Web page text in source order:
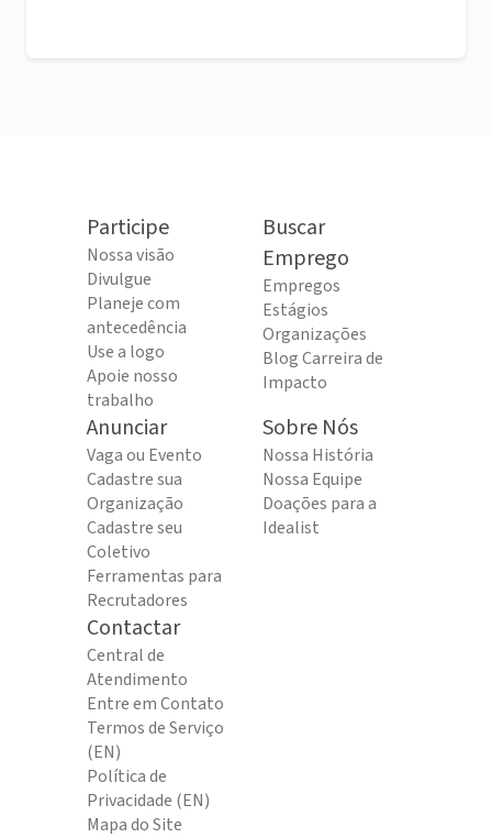
Participe
Nossa visão
Divulgue
Planeje com
antecedência
Use a logo
Apoie nosso
trabalho
Buscar
Emprego
Empregos
Estágios
Organizações
Blog Carreira de
Impacto
Anunciar
Vaga ou Evento
Cadastre sua
Organização
Cadastre seu
Coletivo
Ferramentas para
Recrutadores
Sobre Nós
Nossa História
Nossa Equipe
Doações para a
Idealist
Contactar
Central de
Atendimento
Entre em Contato
Termos de Serviço
(EN)
Política de
Privacidade (EN)
Mapa do Site